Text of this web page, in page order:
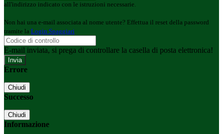
all'indirizzo indicato con le istruzioni necessarie.
Non hai una e-mail associata al nome utente? Effettua il reset della password
tramite la Login Spaggiari
E-mail inviata, si prega di controllare la casella di posta elettronica!
Errore
Chiudi
Successo
Chiudi
Informazione